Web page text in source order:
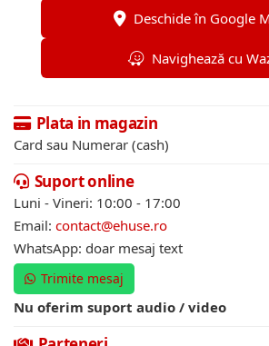
Deschide în Google
Navighează cu
Plata in magazin
Card sau Numerar (cash)
Suport online
Luni - Vineri: 10:00 - 17:00
Email: contact@ehuse.ro
WhatsApp: doar mesaj text
Trimite mesaj
Nu oferim suport audio / video